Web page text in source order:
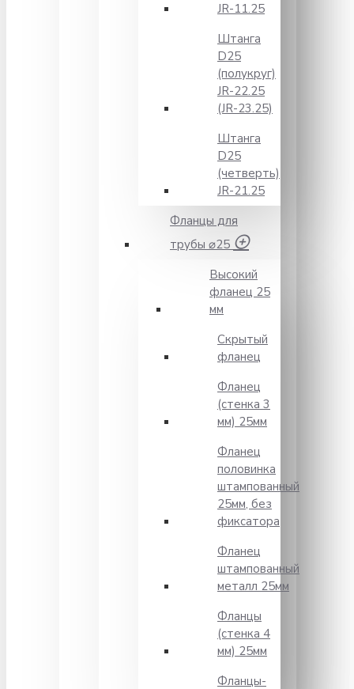
JR-11.25
Штанга
D25
(полукруг)
JR-22.25
(JR-23.25)
Штанга
D25
(четверть)
JR-21.25
Фланцы для
трубы ⌀25
Высокий
фланец 25
мм
Скрытый
фланец
Фланец
(стенка 3
мм) 25мм
Фланец
половинка
штампованный
25мм, без
фиксатора
Фланец
штампованный
металл 25мм
Фланцы
(стенка 4
мм) 25мм
Фланцы-